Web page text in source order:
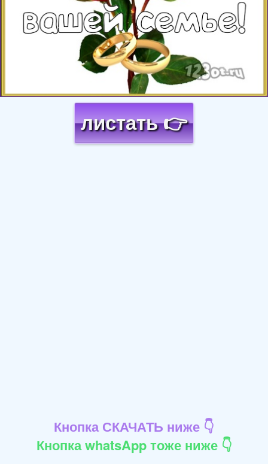
листать 👉
Кнопка СКАЧАТЬ ниже 👇
Кнопка whatsApp тоже ниже 👇